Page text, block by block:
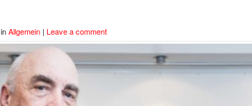
inAllgemein | Leave a comment